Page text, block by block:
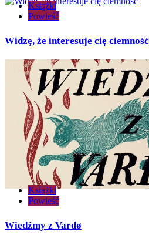
Książki
Powieść
Widzę, że interesuje cię ciemność
Książki
Powieść
Wiedźmy z Vardø